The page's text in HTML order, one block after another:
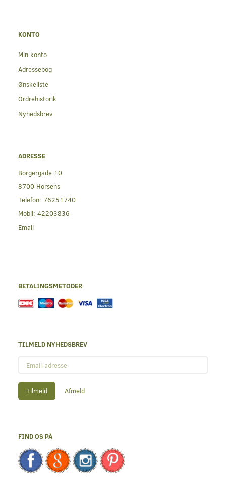
KONTO
Min konto
Adressebog
Ønskeliste
Ordrehistorik
Nyhedsbrev
ADRESSE
Borgergade 10
8700 Horsens
Telefon: 76251740
Mobil: 42203836
Email
BETALINGSMETODER
TILMELD NYHEDSBREV
adresse
Tilmeld Afmeld
FIND OS PÅ